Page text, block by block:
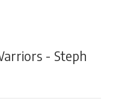
- Steph